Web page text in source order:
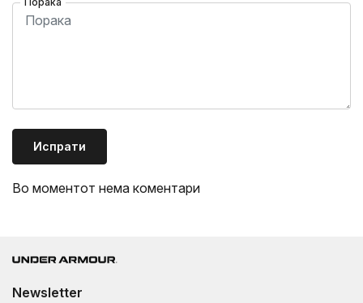
Испрати
Во моментот нема коментари
Newsletter